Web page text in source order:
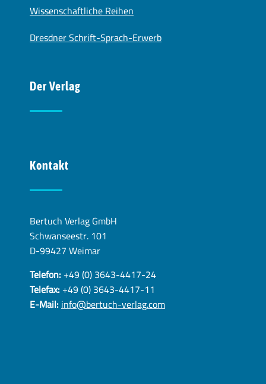
Wissenschaftliche Reihen
Dresdner Schrift-Sprach-Erwerb
Der Verlag
Kontakt
Bertuch Verlag GmbH
Schwanseestr. 101
D-99427 Weimar
Telefon:+49 (0) 3643-4417-24
Telefax:+49 (0) 3643-4417-11
E-Mail:info@bertuch-verlag.com